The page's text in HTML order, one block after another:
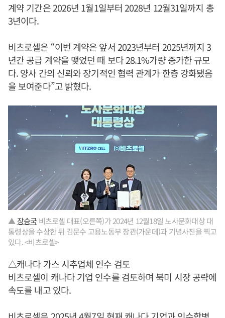
계약 기간은 2026년 1월1일부터 2028년 12월31일까지 총
3년이다.
비츠로셀은 “이번 계약은 앞서 2023년부터 2025년까지 3
년간 공급 계약을 맺었던 때 보다 28.1%가량 증가한 규모
다. 양사 간의 신뢰와 장기적인 협력 관계가 한층 강화됐음
을 보여준다”고 밝혔다.
▲ 장승국 비츠로셀 대표(오른쪽)가 2024년 12월18일 노사문화대상 대
통령상을 수상한 뒤 김문수 고용노동부 장관(가운데)과 기념사진을 찍고
있다. <비츠로셀>
△캐나다 가스 시추업체 인수 검토
비츠로셀이 캐나다 기업 인수를 검토하며 북미 시장 공략에
속도를 내고 있다.